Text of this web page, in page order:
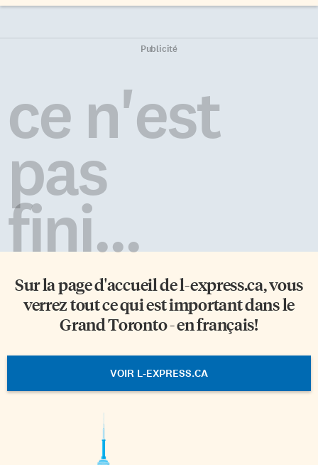
Publicité
ce n'est
pas
fini...
Sur la page d'accueil del-express.ca, vous
verrez tout ce qui est important dans le
Grand Toronto - en français!
VOIR L-EXPRESS.CA